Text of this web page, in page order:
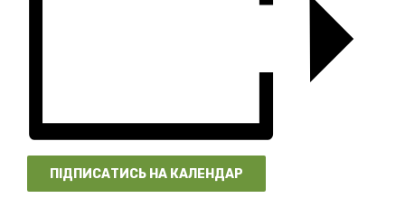
ПІДПИСАТИСЬ НА КАЛЕНДАР